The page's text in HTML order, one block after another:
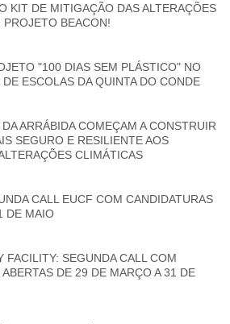
KIT DE MITIGAÇÃO DAS ALTERAÇÕES
BEACON!
"100 DIAS SEM PLÁSTICO" NO
ESCOLAS DA QUINTA DO CONDE
ARRÁBIDA COMEÇAM A CONSTRUIR
SEGURO E RESILIENTE AOS
CLIMÁTICAS
CALL EUCF COM CANDIDATURAS
DE MAIO
FACILITY: SEGUNDA CALL COM
DE 29 DE MARÇO A 31 DE